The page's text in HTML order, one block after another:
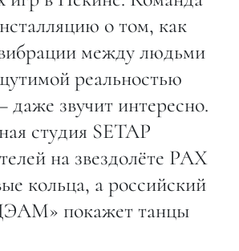
о том, как
между людьми
реальностью
даже звучит интересно.
студия SETAP
на звездолёте PAX
кольца, а российский
покажет танцы